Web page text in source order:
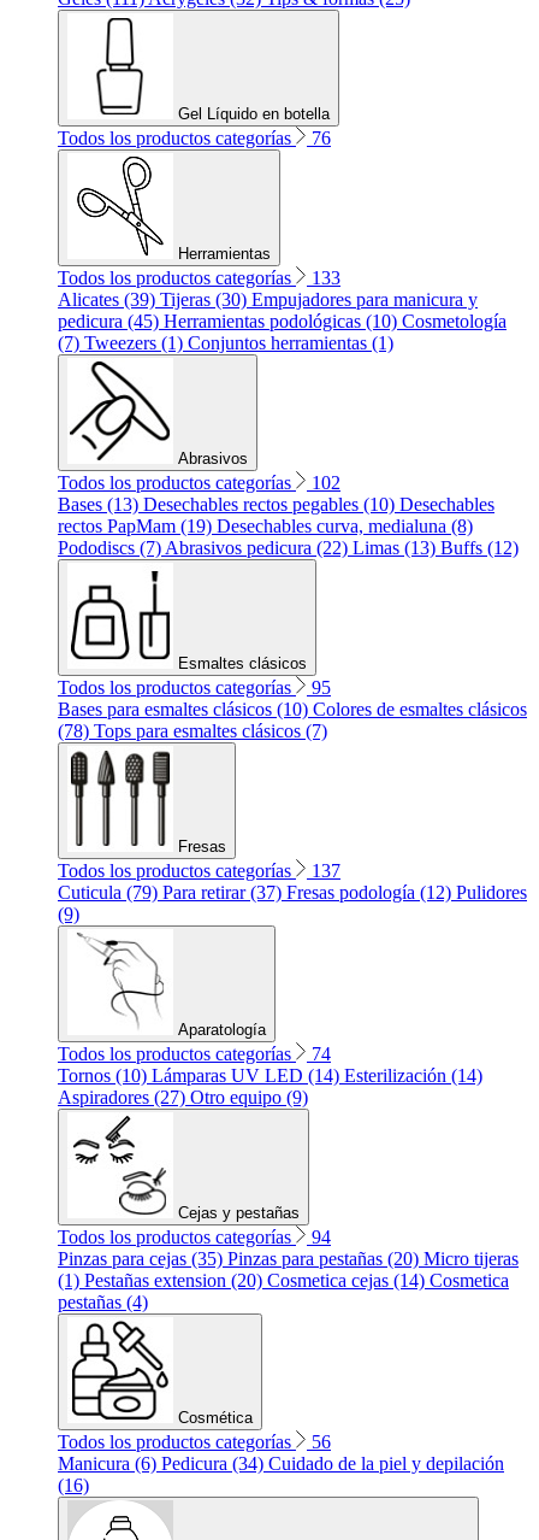
Gel Líquido en botella
Todos los productos categorías 76
Herramientas
Todos los productos categorías
133
Alicates (39) Tijeras (30) Empujadores para manicura y
pedicura (45) Herramientas podológicas (10) Cosmetología
(7) Tweezers (1) Conjuntos herramientas (1)
Abrasivos
Todos los productos categorías
102
Bases (13) Desechables rectos pegables (10) Desechables
rectos PapMam (19) Desechables curva, medialuna (8)
Pododiscs (7) Abrasivos pedicura (22) Limas (13) Buffs (12)
Esmaltes clásicos
Todos los productos categorías
95
Bases para esmaltes clásicos (10) Colores de esmaltes clásicos
(78) Tops para esmaltes clásicos (7)
Fresas
Todos los productos categorías
137
Cuticula (79) Para retirar (37) Fresas podología (12) Pulidores
(9)
Aparatología
Todos los productos categorías
74
Tornos (10) Lámparas UV LED (14) Esterilización (14)
Aspiradores (27) Otro equipo (9)
Cejas y pestañas
Todos los productos categorías
94
Pinzas para cejas (35) Pinzas para pestañas (20) Micro tijeras
(1) Pestañas extension (20) Cosmetica cejas (14) Cosmetica
pestañas (4)
Cosmética
Todos los productos categorías
56
Manicura (6) Pedicura (34) Cuidado de la piel y depilación
(16)